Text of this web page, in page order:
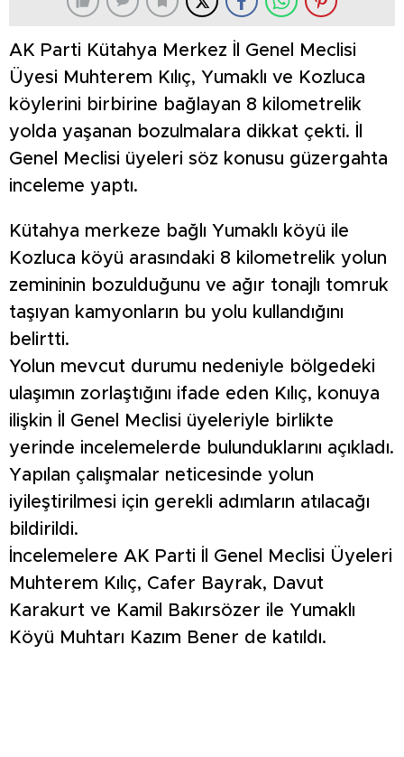
AK Parti Kütahya Merkez İl Genel Meclisi
Üyesi Muhterem Kılıç, Yumaklı ve Kozluca
köylerini birbirine bağlayan 8 kilometrelik
yolda yaşanan bozulmalara dikkat çekti. İl
Genel Meclisi üyeleri söz konusu güzergahta
inceleme yaptı.
Kütahya merkeze bağlı Yumaklı köyü ile
Kozluca köyü arasındaki 8 kilometrelik yolun
zemininin bozulduğunu ve ağır tonajlı tomruk
taşıyan kamyonların bu yolu kullandığını
belirtti.
Yolun mevcut durumu nedeniyle bölgedeki
ulaşımın zorlaştığını ifade eden Kılıç, konuya
ilişkin İl Genel Meclisi üyeleriyle birlikte
yerinde incelemelerde bulunduklarını açıkladı.
Yapılan çalışmalar neticesinde yolun
iyileştirilmesi için gerekli adımların atılacağı
bildirildi.
İncelemelere AK Parti İl Genel Meclisi Üyeleri
Muhterem Kılıç, Cafer Bayrak, Davut
Karakurt ve Kamil Bakırsözer ile Yumaklı
Köyü Muhtarı Kazım Bener de katıldı.